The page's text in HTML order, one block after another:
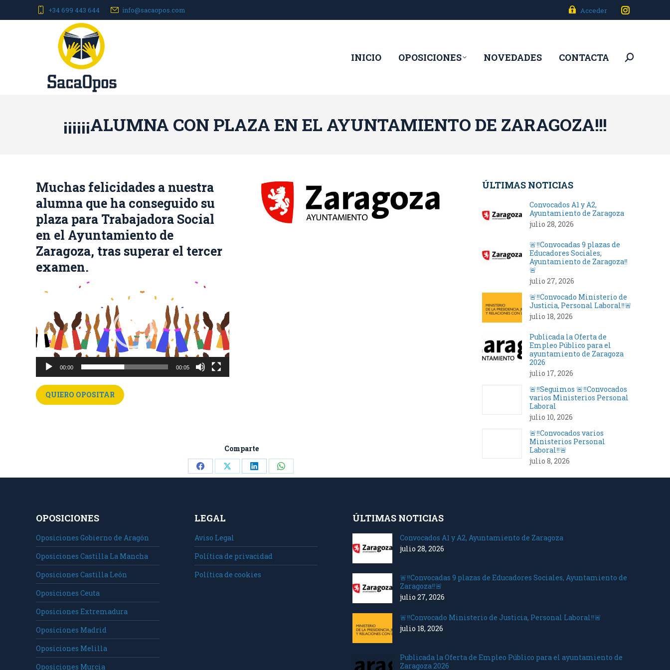
+34 699 443 644 info@sacaopos.com Acceder
Instagram
opens
INICIO OPOSICIONES NOVEDADES CONTACTA Buscar:
¡¡¡¡¡¡ALUMNA CON PLAZA EN EL AYUNTAMIENTO DE ZARAGOZA!!!
Muchas felicidades a nuestra
alumna que ha conseguido su
plaza para Trabajadora Social
en el Ayuntamiento de
Zaragoza, tras superar el tercer
examen.
Reproductor
de
00:00 00:05
QUIERO OPOSITAR
Comparte
Share Share Share Share
ÚLTIMAS NOTICIAS
Convocados A1 y A2,
Ayuntamiento de Zaragoza
julio 28, 2026
🚨‼️Convocadas 9 plazas de
Educadores Sociales,
Ayuntamiento de Zaragoza‼️
🚨
julio 27, 2026
🚨‼️Convocado Ministerio de
Justicia, Personal Laboral‼️🚨
julio 18, 2026
Publicada la Oferta de
Empleo Público para el
ayuntamiento de Zaragoza
2026
julio 17, 2026
🚨‼️Seguimos 🚨‼️Convocados
varios Ministerios Personal
Laboral
julio 10, 2026
🚨‼️Convocados varios
Ministerios Personal
Laboral‼️🚨
julio 8, 2026
OPOSICIONES
Oposiciones Gobierno de Aragón
Oposiciones Castilla La Mancha
Oposiciones Castilla León
Oposiciones Ceuta
Oposiciones Extremadura
Oposiciones Madrid
Oposiciones Melilla
Oposiciones Murcia
LEGAL
Aviso Legal
Política de privacidad
Política de cookies
ÚLTIMAS NOTICIAS
Convocados A1 y A2, Ayuntamiento de Zaragoza
julio 28, 2026
🚨‼️Convocadas 9 plazas de Educadores Sociales, Ayuntamiento de
Zaragoza‼️🚨
julio 27, 2026
🚨‼️Convocado Ministerio de Justicia, Personal Laboral‼️🚨
julio 18, 2026
Publicada la Oferta de Empleo Público para el ayuntamiento de
Zaragoza 2026